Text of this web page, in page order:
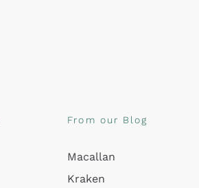
From our Blog
Macallan
Kraken